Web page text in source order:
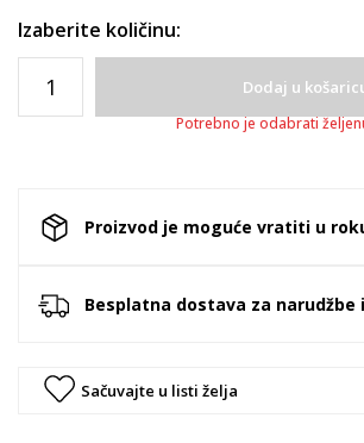
Izaberite količinu:
Dodaj u
Potrebno je odabrati
Proizvod je moguće vratiti u
Besplatna dostava za narudžbe
Sačuvajte u listi želja